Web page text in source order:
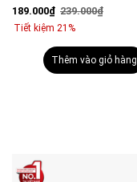
189.000₫ 239.000₫
Tiết kiệm 21%
Thêm vào giỏ hàng